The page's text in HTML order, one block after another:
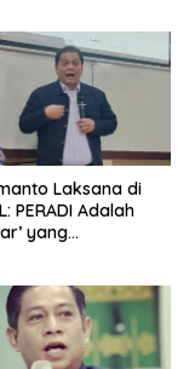
Laksana di
PERADI Adalah
yang